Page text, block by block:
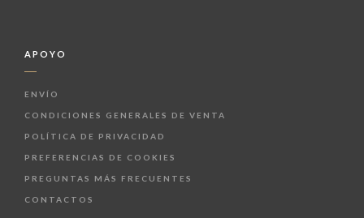
APOYO
ENVÍO
CONDICIONES GENERALES DE VENTA
POLÍTICA DE PRIVACIDAD
PREFERENCIAS DE COOKIES
PREGUNTAS MÁS FRECUENTES
CONTACTOS